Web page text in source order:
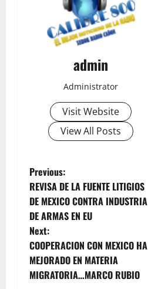
admin
Administrator
Visit Website
View All Posts
P
o
s
t
n
Previous:
REVISA DE LA FUENTE LITIGIOS
DE MEXICO CONTRA INDUSTRIA
DE ARMAS EN EU
Next:
COOPERACION CON MEXICO HA
MEJORADO EN MATERIA
MIGRATORIA…MARCO RUBIO